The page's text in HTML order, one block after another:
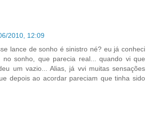
2010, 12:09
lance de sonho é sinistro né? eu já conheci
no sonho, que parecia real... quando vi que
um vazio... Alias, já vvi muitas sensações
depois ao acordar pareciam que tinha sido